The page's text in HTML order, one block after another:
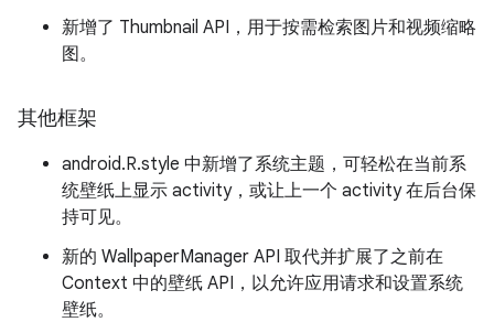
新增了 Thumbnail API，用于按需检索图片和视频缩略
图。
其他框架
android.R.style 中新增了系统主题，可轻松在当前系
统壁纸上显示 activity，或让上一个 activity 在后台保
持可见。
新的 WallpaperManager API 取代并扩展了之前在
Context 中的壁纸 API，以允许应用请求和设置系统
壁纸。